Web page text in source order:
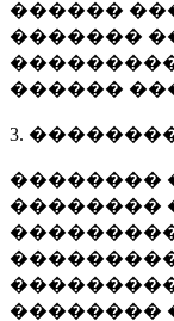
������
�������
������
3.
��������
��������
��������